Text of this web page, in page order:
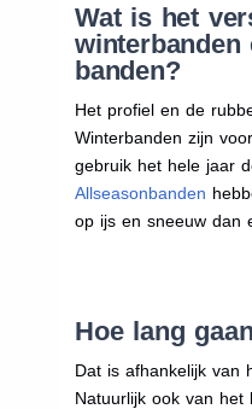
Wat is het
winterbanden
banden?
Het profiel en de
Winterbanden zijn
gebruik het hele jaar
Allseasonbanden
op ijs en sneeuw dan
Hoe lang
Dat is afhankelijk van
Natuurlijk ook van het